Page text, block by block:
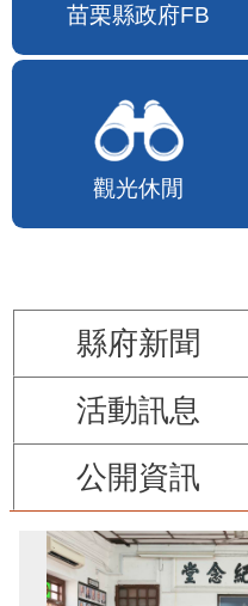
苗栗縣政府FB
觀光休閒
縣府新聞
活動訊息
公開資訊